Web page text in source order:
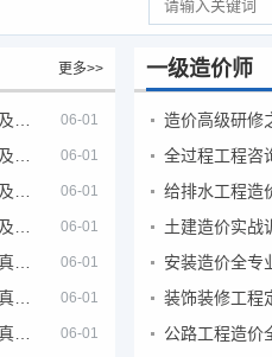
更多>>
06-01
06-01
06-01
06-01
06-01
06-01
06-01
一级造价师
造价高级研修
全过程工程咨
给排水工程造
装饰装修工程